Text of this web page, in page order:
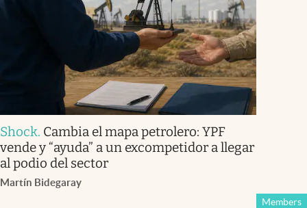
Shock. Cambia el mapa petrolero: YPF
vende y “ayuda” a un excompetidor a llegar
al podio del sector
Martín Bidegaray
Members